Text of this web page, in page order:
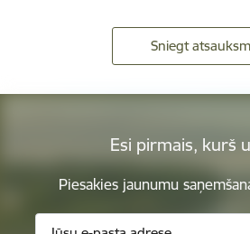
Sniegt
Esi pirmais, kurš
Piesakies jaunumu